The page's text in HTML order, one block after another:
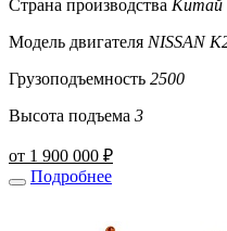
Страна производства Китай
Модель двигателя NISSAN
Грузоподъемность 2500
Высота подъема 3
от 1 900 000 ₽
Подробнее